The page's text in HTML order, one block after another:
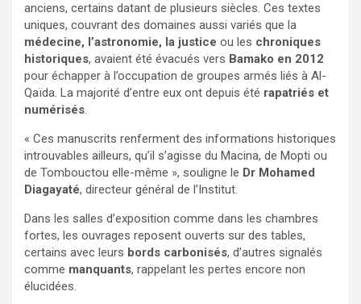
anciens, certains datant de plusieurs siècles. Ces textes
uniques, couvrant des domaines aussi variés que la
médecine, l’astronomie, la justice ou les chroniques
historiques, avaient été évacués vers Bamako en 2012
pour échapper à l’occupation de groupes armés liés à Al-
Qaïda. La majorité d’entre eux ont depuis été rapatriés et
numérisés.
« Ces manuscrits renferment des informations historiques
introuvables ailleurs, qu’il s’agisse du Macina, de Mopti ou
de Tombouctou elle-même », souligne le Dr Mohamed
Diagayaté, directeur général de l’Institut.
Dans les salles d’exposition comme dans les chambres
fortes, les ouvrages reposent ouverts sur des tables,
certains avec leurs bords carbonisés, d’autres signalés
comme manquants, rappelant les pertes encore non
élucidées.